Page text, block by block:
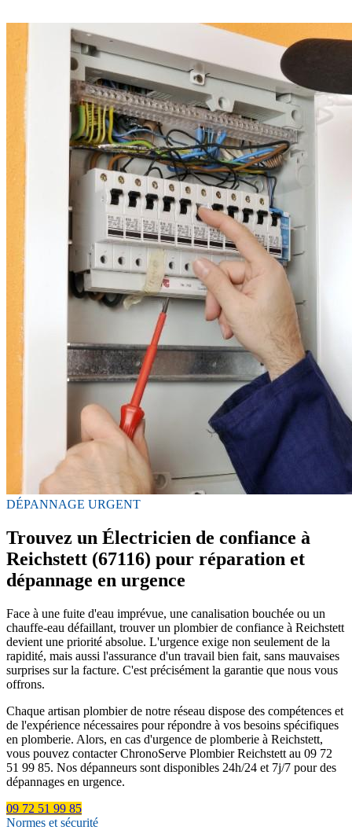
DÉPANNAGE URGENT
Trouvez un Électricien de confiance à
Reichstett (67116) pour réparation et
dépannage en urgence
Face à une fuite d'eau imprévue, une canalisation bouchée ou un
chauffe-eau défaillant, trouver un plombier de confiance à Reichstett
devient une priorité absolue. L'urgence exige non seulement de la
rapidité, mais aussi l'assurance d'un travail bien fait, sans mauvaises
surprises sur la facture. C'est précisément la garantie que nous vous
offrons.
Chaque artisan plombier de notre réseau dispose des compétences et
de l'expérience nécessaires pour répondre à vos besoins spécifiques
en plomberie. Alors, en cas d'urgence de plomberie à Reichstett,
vous pouvez contacter ChronoServe Plombier Reichstett au 09 72
51 99 85. Nos dépanneurs sont disponibles 24h/24 et 7j/7 pour des
dépannages en urgence.
09 72 51 99 85
Normes et sécurité